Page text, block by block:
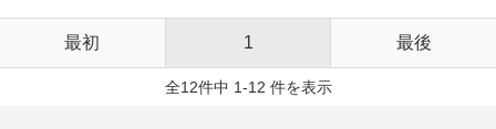
最初 1 最後
全12件中 1-12 件を表示